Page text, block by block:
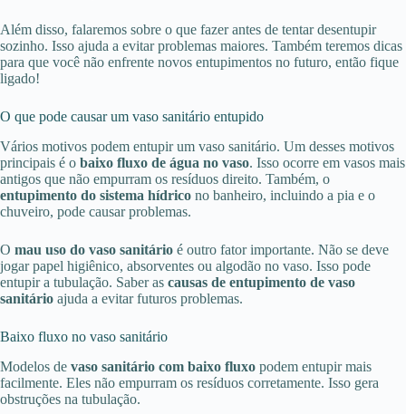
Além disso, falaremos sobre o que fazer antes de tentar desentupir
sozinho. Isso ajuda a evitar problemas maiores. Também teremos dicas
para que você não enfrente novos entupimentos no futuro, então fique
ligado!
O que pode causar um vaso sanitário entupido
Vários motivos podem entupir um vaso sanitário. Um desses motivos
principais é o baixo fluxo de água no vaso. Isso ocorre em vasos mais
antigos que não empurram os resíduos direito. Também, o
entupimento do sistema hídrico no banheiro, incluindo a pia e o
chuveiro, pode causar problemas.
O mau uso do vaso sanitário é outro fator importante. Não se deve
jogar papel higiênico, absorventes ou algodão no vaso. Isso pode
entupir a tubulação. Saber as causas de entupimento de vaso
sanitário ajuda a evitar futuros problemas.
Baixo fluxo no vaso sanitário
Modelos de vaso sanitário com baixo fluxo podem entupir mais
facilmente. Eles não empurram os resíduos corretamente. Isso gera
obstruções na tubulação.